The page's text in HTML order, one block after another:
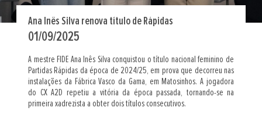
Ana Inês Silva renova título de Rápidas
01/09/2025
A mestre FIDE Ana Inês Silva conquistou o título nacional feminino de
Partidas Rápidas da época de 2024/25, em prova que decorreu nas
instalações da Fábrica Vasco da Gama, em Matosinhos. A jogadora
do CX A2D repetiu a vitória da época passada, tornando-se na
primeira xadrezista a obter dois títulos consecutivos.